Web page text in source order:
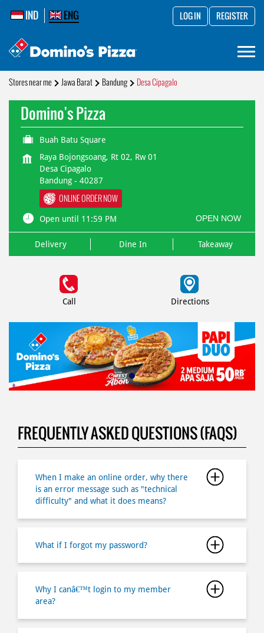
IND ENG LOG IN REGISTER
Stores near me Jawa Barat Bandung Desa Cipagalo
Domino's Pizza
Buah Batu Square
Raya Bojongsoang, Rt 02, Rw 01
Desa Cipagalo
Bandung - 40287
ONLINE ORDER NOW
Open until 11:59 PM OPEN NOW
Delivery Dine In Takeaway
Call Directions
FREQUENTLY ASKED QUESTIONS (FAQS)
difficulty" and what it does means?
What if I forgot my password?
Why I canâ€™t login to my member
applications?